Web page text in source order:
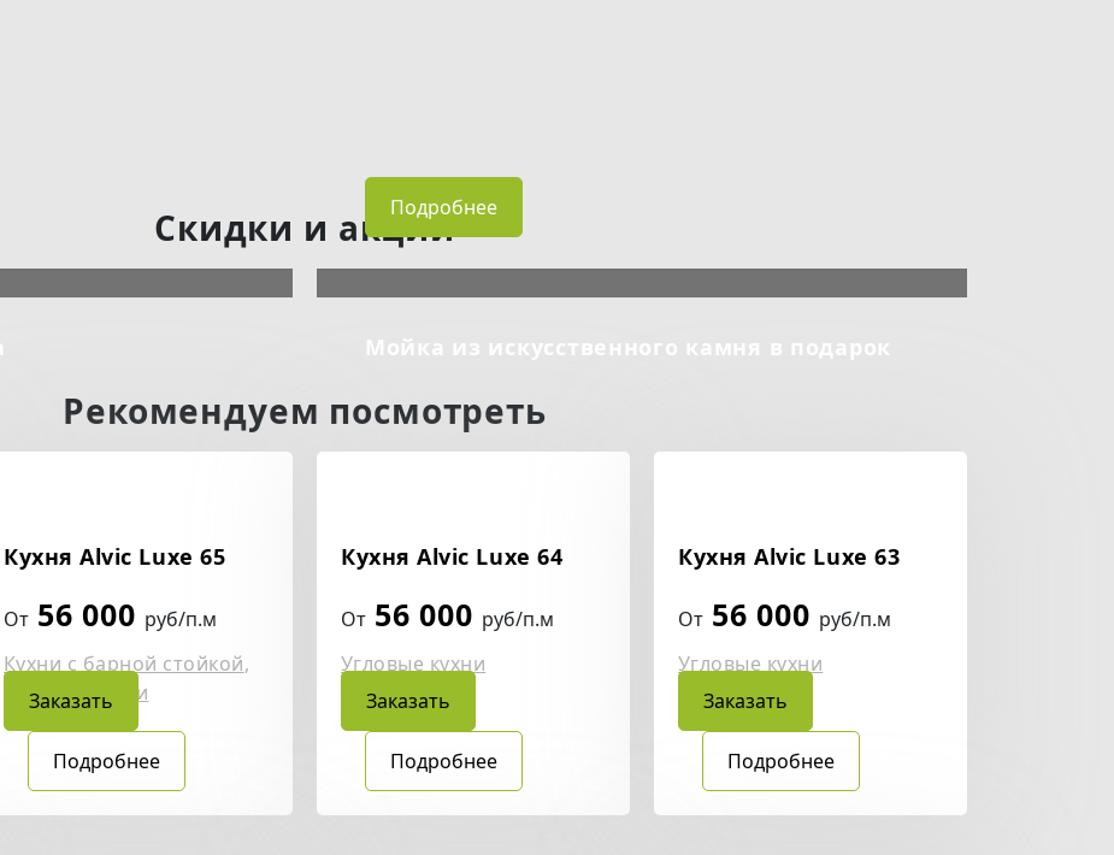
Скидки и акции
Мойка из искусственного камня в подарок
Подробнее
Рекомендуем посмотреть
Кухня Alvic Luxe 65
От 56 000 руб/п.м
Кухни с барной стойкой,
Угловые кухни
Заказать
Подробнее
Кухня Alvic Luxe 64
От 56 000 руб/п.м
Угловые кухни
Заказать
Подробнее
Кухня Alvic Luxe 63
От 56 000 руб/п.м
Угловые кухни
Заказать
Подробнее